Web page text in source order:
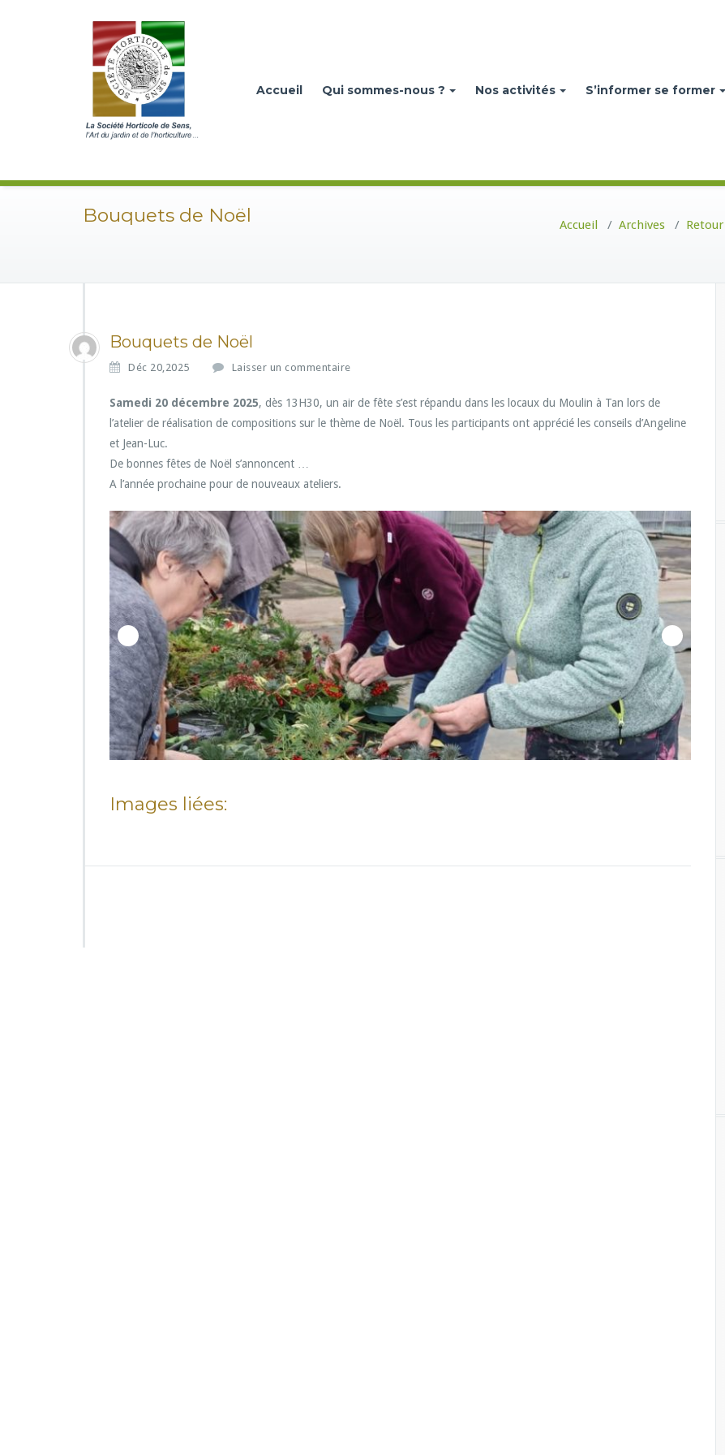
Accueil Qui sommes-nous ? Nos activités S’informer se former
Bouquets de Noël Accueil / Archives /
Bouquets de Noël
Déc 20,2025 Laisser un commentaire
Samedi 20 décembre 2025, dès 13H30, un air de fête s’est répandu dans les locaux du Moulin à Tan lors de
l’atelier de réalisation de compositions sur le thème de Noël. Tous les participants ont apprécié les conseils d’Angeline
et Jean-Luc.
De bonnes fêtes de Noël s’annoncent …
A l’année prochaine pour de nouveaux ateliers.
Images liées: